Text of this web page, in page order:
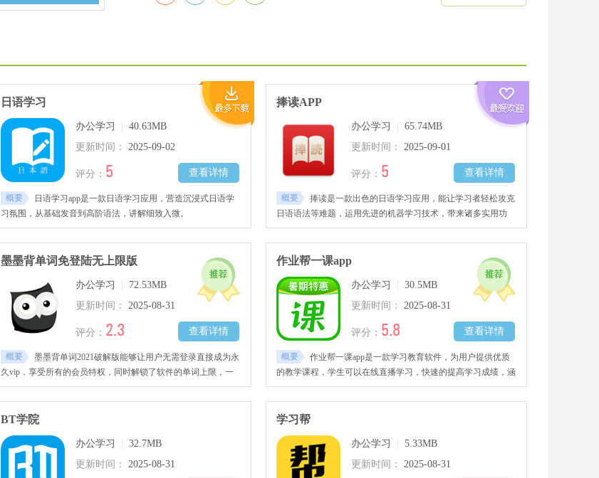
日语学习
办公学习
40.63MB
更新时间：
2025-09-02
查看详情
评分： 5
概要
日语学习app是一款日语学习应用，营造沉浸式日语学
习氛围，从基础发音到高阶语法，讲解细致入微。
捧读APP
办公学习
65.74MB
更新时间：
2025-09-01
查看详情
评分： 5
概要
捧读是一款出色的日语学习应用，能让学习者轻松攻克
日语语法等难题，运用先进的机器学习技术，带来诸多实用功
能，分析复杂句子、查询单词都能准确高效完成。
墨墨背单词免登陆无上限版
办公学习
72.53MB
更新时间：
2025-08-31
查看详情
评分： 2.3
概要
墨墨背单词2021破解版能够让用户无需登录直接成为永
久vip，享受所有的会员特权，同时解锁了软件的单词上限，一
天就能记忆数千个词汇。
作业帮一课app
办公学习
30.5MB
更新时间：
2025-08-31
查看详情
评分： 5.8
概要
作业帮一课app是一款学习教育软件，为用户提供优质
的教学课程，学生可以在线直播学习，快速的提高学习成绩，涵
盖小学、初中、高中全科课程。需要的用户快来下载看看吧。
BT学院
办公学习
32.7MB
更新时间：
2025-08-31
学习帮
办公学习
5.33MB
更新时间：
2025-08-31